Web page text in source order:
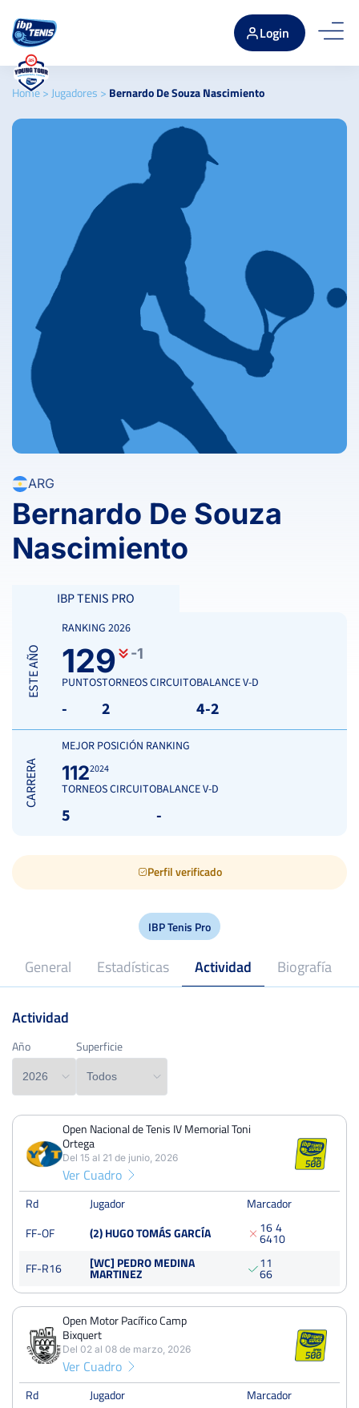
Login
Home> Jugadores > Bernardo De Souza Nascimiento
ARG
Bernardo De Souza
Nascimiento
IBP TENIS PRO
ESTE AÑO
RANKING 2026
129 -1
PUNTOS
-
TORNEOS CIRCUITO
2
BALANCE V-D
4-2
CARRERA
MEJOR POSICIÓN RANKING
1122024
TORNEOS CIRCUITO
5
BALANCE V-D
-
IBP Tenis Pro
General Estadísticas Actividad Biografía
Perfil verificado
Edad
Profesional desde
Club
Posición RFET * 563
Posición territorial*
Federación
FEDERACION DE TENIS DE LA
COMUNIDAD VALENCIANA
Puntos RFET* 895
Año Superficie
PERDIDOSPARTIDOSGANADOS
2 6
PERDIDOS SETS
4 10
PERDIDOS JUEGOS GANADOS
133 71
Open Nacional de Tenis IV Memorial Toni Ortega
Del 15 al 21 de junio, 2026
Octavos
Actividad
Año Superficie
Open Nacional de Tenis IV Memorial Toni
Ortega
Del 15 al 21 de junio, 2026
Ver Cuadro
Rd Jugador
Marcador
FF-OF
(2) HUGO TOMÁS GARCÍA 1
6
6
4
4
10
FF-R16
[WC] PEDRO MEDINA
MARTINEZ
1
6
1
6
Open Motor Pacífico Camp
Bixquert
Del 02 al 08 de marzo, 2026
Ver Cuadro
Rd Jugador
Marcador